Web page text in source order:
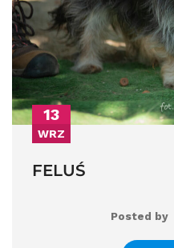
13
WRZ
FELUŚ
Posted by